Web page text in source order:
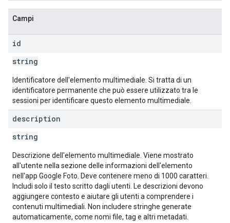
Campi
id
string
Identificatore dell'elemento multimediale. Si tratta di un
identificatore permanente che può essere utilizzato tra le
sessioni per identificare questo elemento multimediale.
description
string
Descrizione dell'elemento multimediale. Viene mostrato
all'utente nella sezione delle informazioni dell'elemento
nell'app Google Foto. Deve contenere meno di 1000 caratteri.
Includi solo il testo scritto dagli utenti. Le descrizioni devono
aggiungere contesto e aiutare gli utenti a comprendere i
contenuti multimediali. Non includere stringhe generate
automaticamente, come nomi file, tag e altri metadati.